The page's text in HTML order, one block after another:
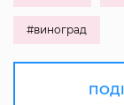
#виноград